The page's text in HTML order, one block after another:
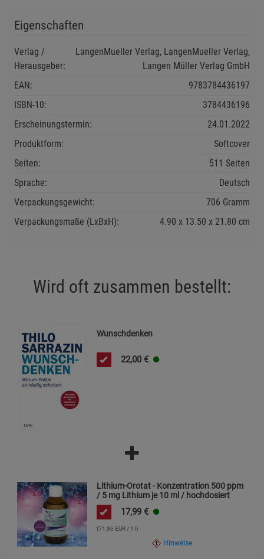
Eigenschaften
Verlag /
Herausgeber:
LangenMueller Verlag, LangenMueller Verlag,
Langen Müller Verlag GmbH
EAN:
9783784436197
ISBN-10:
3784436196
Erscheinungstermin:
24.01.2022
Produktform:
Softcover
Seiten:
511 Seiten
Sprache:
Deutsch
Verpackungsgewicht:
706 Gramm
Verpackungsmaße (LxBxH):
4.90 13.50 21.80 cm
Wird oft zusammen bestellt:
Wunschdenken
22,00 €
Lithium-Orotat - Konzentration 500 ppm
/ 5 mg Lithium je 10 ml / hochdosiert
17,99 €
(71,96 EUR / 1 l)
Hinweise
Einstellungen speichern für die GruppeEinstellungen speichern für die Gruppe
Notwendige Cookies (5)
Beschreibung Notwendige Cookies
Funktionale Cookies (1) Funktionale
Beschreibung Funktionale Cookies
Statistik Cookies (2)
Beschreibung Statistik Cookies
Marketing Cookies (3)
Beschreibung Marketing Cookies